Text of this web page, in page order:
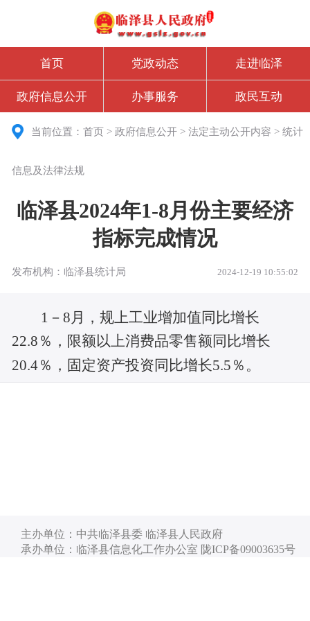
首页 党政动态 走进临泽
政府信息公开 办事服务 政民互动
当前位置：首页 >政府信息公开 >法定主动公开内容 >统计
信息及法律法规
临泽县2024年1-8月份主要经济
指标完成情况
发布机构：临泽县统计局 2024-12-19 10:55:02
1－8 月，规上工业增加值同比增长
22.8％，限额以上消费品零售额同比增长
20.4％，固定资产投资同比增长5.5％。
主办单位：中共临泽县委 临泽县人民政府
承办单位：临泽县信息化工作办公室 陇ICP备09003635号